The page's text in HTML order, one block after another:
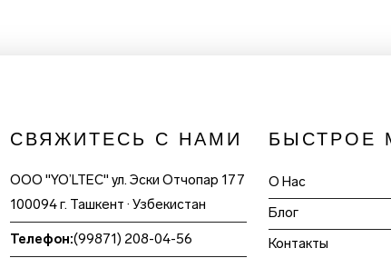
СВЯЖИТЕСЬ С НАМИ
ООО "YO’LTEC" ул. Эски Отчопар 177
100094 г. Ташкент · Узбекистан
Телефон:(99871) 208-04-56
БЫСТРОЕ
О Нас
Блог
Контакты